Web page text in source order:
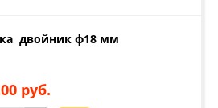
двойник ф18 мм
руб.